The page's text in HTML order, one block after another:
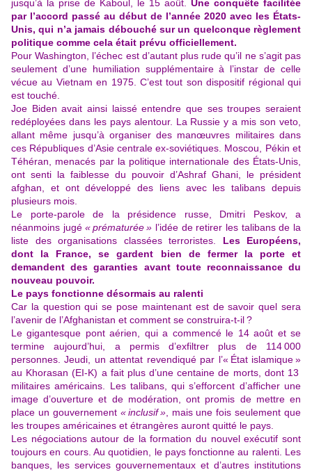
jusqu’à la prise de Kaboul, le 15 août. Une conquête facilitée
par l’accord passé au début de l’année 2020 avec les États-
Unis, qui n’a jamais débouché sur un quelconque règlement
politique comme cela était prévu officiellement.
Pour Washington, l’échec est d’autant plus rude qu’il ne s’agit pas
seulement d’une humiliation supplémentaire à l’instar de celle
vécue au Vietnam en 1975. C’est tout son dispositif régional qui
est touché.
Joe Biden avait ainsi laissé entendre que ses troupes seraient
redéployées dans les pays alentour. La Russie y a mis son veto,
allant même jusqu’à organiser des manœuvres militaires dans
ces Républiques d’Asie centrale ex-soviétiques. Moscou, Pékin et
Téhéran, menacés par la politique internationale des États-Unis,
ont senti la faiblesse du pouvoir d’Ashraf Ghani, le président
afghan, et ont développé des liens avec les talibans depuis
plusieurs mois.
Le porte-parole de la présidence russe, Dmitri Peskov, a
néanmoins jugé« prématurée » l’idée de retirer les talibans de la
liste des organisations classées terroristes. Les Européens,
dont la France, se gardent bien de fermer la porte et
demandent des garanties avant toute reconnaissance du
nouveau pouvoir.
Le pays fonctionne désormais au ralenti
Car la question qui se pose maintenant est de savoir quel sera
l’avenir de l’Afghanistan et comment se construira-t-il ?
Le gigantesque pont aérien, qui a commencé le 14 août et se
termine aujourd’hui, a permis d’exfiltrer plus de 114 000
personnes. Jeudi, un attentat revendiqué par l’« État islamique »
au Khorasan (EI-K) a fait plus d’une centaine de morts, dont 13
militaires américains. Les talibans, qui s’efforcent d’afficher une
image d’ouverture et de modération, ont promis de mettre en
place un gouvernement « inclusif », mais une fois seulement que
les troupes américaines et étrangères auront quitté le pays.
Les négociations autour de la formation du nouvel exécutif sont
toujours en cours. Au quotidien, le pays fonctionne au ralenti. Les
banques, les services gouvernementaux et d’autres institutions